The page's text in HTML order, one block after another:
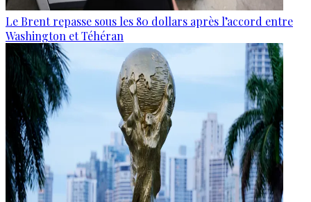
Le Brent repasse sous les 80 dollars après l’accord entre
Washington et Téhéran